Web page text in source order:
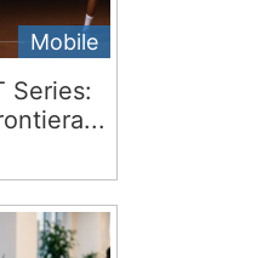
Mobile
Series: